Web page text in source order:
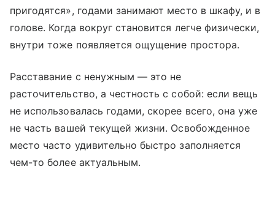
пригодятся», годами занимают место в шкафу, и в
голове. Когда вокруг становится легче физически,
внутри тоже появляется ощущение простора.
Расставание с ненужным — это не
расточительство, а честность с собой: если вещь
не использовалась годами, скорее всего, она уже
не часть вашей текущей жизни. Освобожденное
место часто удивительно быстро заполняется
чем-то более актуальным.